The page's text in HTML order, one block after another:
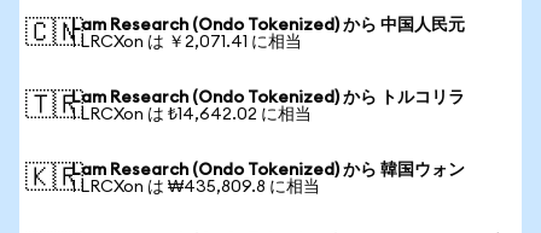
🇨🇳Lam Research (Ondo Tokenized) から 中国人民元
1 LRCXon は ￥2,071.41 に相当
🇹🇷Lam Research (Ondo Tokenized) から トルコリラ
1 LRCXon は ₺14,642.02 に相当
🇰🇷Lam Research (Ondo Tokenized) から 韓国ウォン
1 LRCXon は ₩435,809.8 に相当